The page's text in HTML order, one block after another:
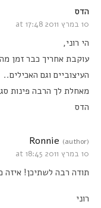
הדס
10 במרץ 2011 at 17:48
הי רוני,
עוקבת אחריך כבר זמן
העיצוביים וגם האכילים..
מאחלת לך הרבה פינות
הדס
Ronnie (author)
10 במרץ 2011 at 18:45
תודה רבה לשתיכן! איזה
רוני